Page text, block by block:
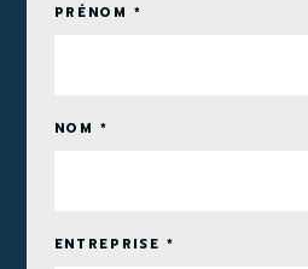
PRÉNOM *
NOM *
ENTREPRISE *